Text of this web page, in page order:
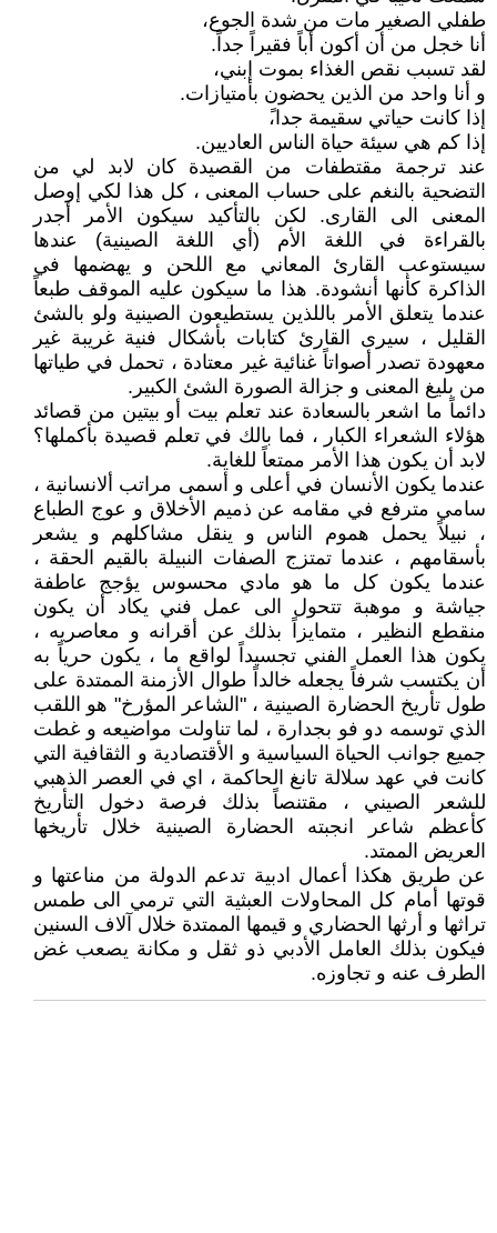
طفلي الصغير مات من شدة الجوع،
أنا خجل من أن أكون أباً فقيراً جداً.
لقد تسبب نقص الغذاء بموت إبني،
و أنا واحد من الذين يحضون بأمتيازات.
إذا كانت حياتي سقيمة جدا،ً
إذا كم هي سيئة حياة الناس العاديين.
عند ترجمة مقتطفات من القصيدة كان لابد لي من
التضحية بالنغم على حساب المعنى ، كل هذا لكي إوصل
المعنى الى القارى. لكن بالتأكيد سيكون الأمر أجدر
بالقراءة في اللغة الأم (أي اللغة الصينية) عندها
سيستوعب القارئ المعاني مع اللحن و يهضمها في
الذاكرة كأنها أنشودة. هذا ما سيكون عليه الموقف طبعاً
عندما يتعلق الأمر باللذين يستطيعون الصينية ولو بالشئ
القليل ، سيرى القارئ كتابات بأشكال فنية غريبة غير
معهودة تصدر أصواتاً غنائية غير معتادة ، تحمل في طياتها
من بليغ المعنى و جزالة الصورة الشئ الكبير.
دائماً ما اشعر بالسعادة عند تعلم بيت أو بيتين من قصائد
هؤلاء الشعراء الكبار ، فما بالك في تعلم قصيدة بأكملها؟
لابد أن يكون هذا الأمر ممتعاً للغاية.
عندما يكون الأنسان في أعلى و أسمى مراتب ألانسانية ،
سامي مترفع في مقامه عن ذميم الأخلاق و عوج الطباع
، نبيلاً يحمل هموم الناس و ينقل مشاكلهم و يشعر
بأسقامهم ، عندما تمتزج الصفات النبيلة بالقيم الحقة ،
عندما يكون كل ما هو مادي محسوس يؤجج عاطفة
جياشة و موهبة تتحول الى عمل فني يكاد أن يكون
منقطع النظير ، متمايزاً بذلك عن أقرانه و معاصريه ،
يكون هذا العمل الفني تجسيداً لواقع ما ، يكون حرياً به
أن يكتسب شرفاً يجعله خالداً طوال الأزمنة الممتدة على
طول تأريخ الحضارة الصينية ، "الشاعر المؤرخ" هو اللقب
الذي توسمه دو فو بجدارة ، لما تناولت مواضيعه و غطت
جميع جوانب الحياة السياسية و الأقتصادية و الثقافية التي
كانت في عهد سلالة تانغ الحاكمة ، اي في العصر الذهبي
للشعر الصيني ، مقتنصاً بذلك فرصة دخول التأريخ
كأعظم شاعر انجبته الحضارة الصينية خلال تأريخها
العريض الممتد.
عن طريق هكذا أعمال ادبية تدعم الدولة من مناعتها و
قوتها أمام كل المحاولات العبثية التي ترمي الى طمس
تراثها و أرثها الحضاري و قيمها الممتدة خلال آلاف السنين
فيكون بذلك العامل الأدبي ذو ثقل و مكانة يصعب غض
الطرف عنه و تجاوزه.